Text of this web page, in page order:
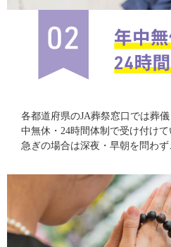
各都道府県のJA葬祭窓口では葬
中無休・24時間体制で受け付け
急ぎの場合は深夜・早朝を問わず